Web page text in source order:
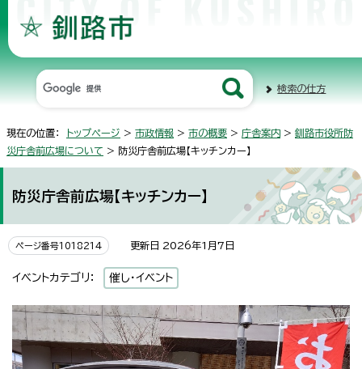
検索の仕方
現在の位置： トップページ > 市政情報 > 市の概要 > 庁舎案内 > 釧路市役所防
災庁舎前広場について > 防災庁舎前広場【キッチンカー】
防災庁舎前広場【キッチンカー】
ページ番号1018214 更新日 2026年1月7日
イベントカテゴリ： 催し・イベント